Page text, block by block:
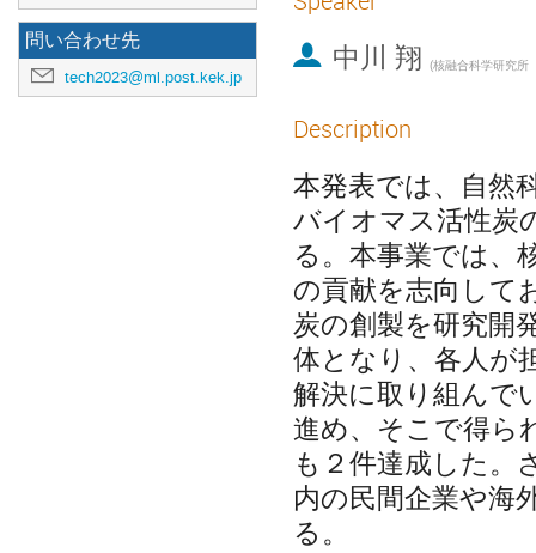
問い合わせ先
tech2023@ml.post.kek.jp
中川 翔 (核融合科学研究所 設計開発技術
Description
本発表では、自然
バイオマス活性炭
る。本事業では、
の貢献を志向して
炭の創製を研究開
体となり、各人が
解決に取り組んで
進め、そこで得ら
も２件達成した。
内の民間企業や海
る。